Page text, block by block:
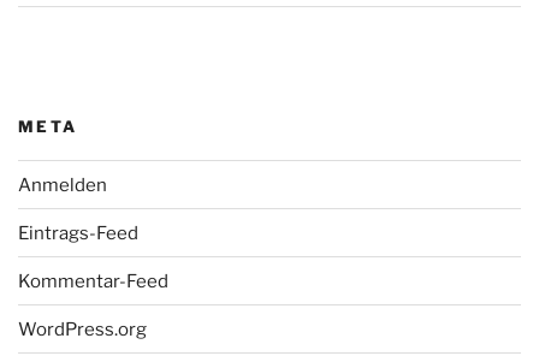
META
Anmelden
Eintrags-Feed
Kommentar-Feed
WordPress.org